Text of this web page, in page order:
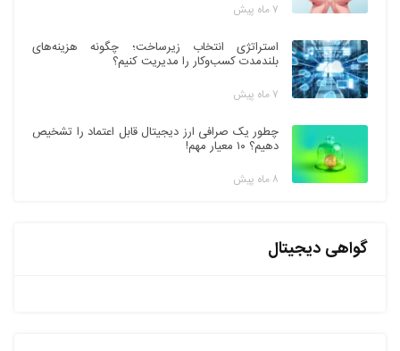
۷ ماه پیش
استراتژی انتخاب زیرساخت؛ چگونه هزینه‌های
بلندمدت کسب‌وکار را مدیریت کنیم؟
۷ ماه پیش
چطور یک صرافی ارز دیجیتال قابل اعتماد را تشخیص
دهیم؟ ۱۰ معیار مهم!
۸ ماه پیش
گواهی دیجیتال